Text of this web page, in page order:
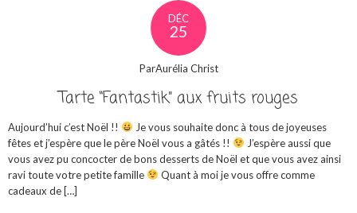
DÉC
25
ParAurélia Christ
Tarte “Fantastik” aux fruits rouges
Aujourd’hui c’est Noël !!
Je vous souhaite donc à tous de joyeuses
fêtes et j’espère que le père Noël vous a gâtés !!
J’espère aussi que
vous avez pu concocter de bons desserts de Noël et que vous avez ainsi
ravi toute votre petite famille
Quant à moi je vous offre comme
cadeaux de […]